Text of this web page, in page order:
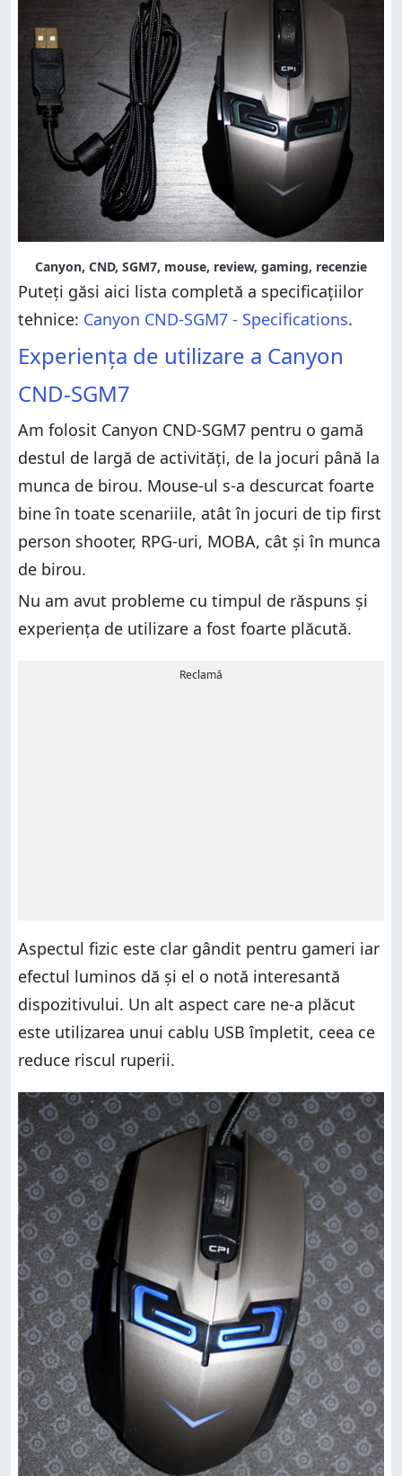
Canyon, CND, SGM7, mouse, review, gaming, recenzie
Puteți găsi aici lista completă a specificațiilor
tehnice: Canyon CND-SGM7 - Specifications.
Experiența de utilizare a Canyon
CND-SGM7
Am folosit Canyon CND-SGM7 pentru o gamă
destul de largă de activități, de la jocuri până la
munca de birou. Mouse-ul s-a descurcat foarte
bine în toate scenariile, atât în jocuri de tip first
person shooter, RPG-uri, MOBA, cât și în munca
de birou.
Nu am avut probleme cu timpul de răspuns și
experiența de utilizare a fost foarte plăcută.
Reclamă
Aspectul fizic este clar gândit pentru gameri iar
efectul luminos dă și el o notă interesantă
dispozitivului. Un alt aspect care ne-a plăcut
este utilizarea unui cablu USB împletit, ceea ce
reduce riscul ruperii.